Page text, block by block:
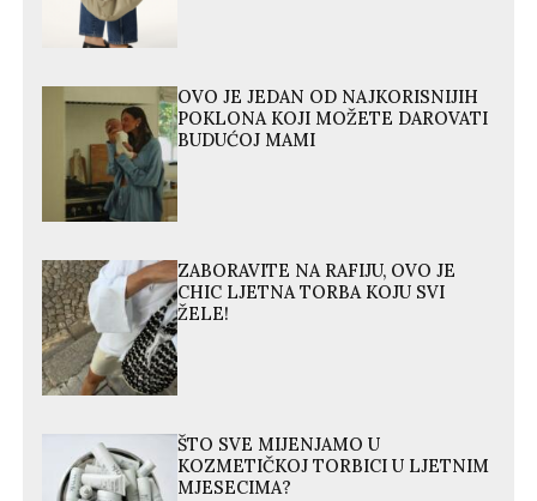
OVO JE JEDAN OD NAJKORISNIJIH
POKLONA KOJI MOŽETE DAROVATI
BUDUĆOJ MAMI
ZABORAVITE NA RAFIJU, OVO JE
CHIC LJETNA TORBA KOJU SVI
ŽELE!
ŠTO SVE MIJENJAMO U
KOZMETIČKOJ TORBICI U LJETNIM
MJESECIMA?